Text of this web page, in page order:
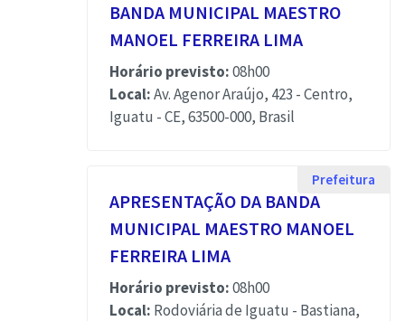
BANDA MUNICIPAL MAESTRO
MANOEL FERREIRA LIMA
Horário previsto:08h00
Local:Av. Agenor Araújo, 423 - Centro,
Iguatu - CE, 63500-000, Brasil
APRESENTAÇÃO DA BANDA
MUNICIPAL MAESTRO MANOEL
FERREIRA LIMA
Horário previsto:08h00
Local: Rodoviária de Iguatu - Bastiana,
Prefeitura